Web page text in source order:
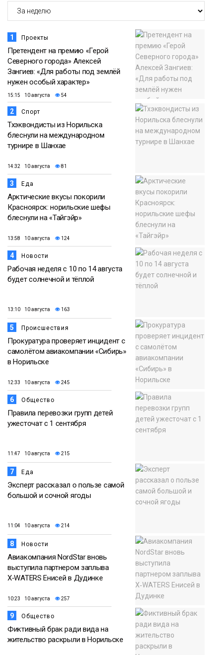
1 Проекты
Претендент на премию «Герой
Северного города» Алексей
Зангиев: «Для работы под землёй
нужен особый характер»
15:15 10 августа 54
2 Спорт
Тхэквондисты из Норильска
блеснули на международном
турнире в Шанхае
14:32 10 августа 81
3 Еда
Арктические вкусы покорили
Красноярск: норильские шефы
блеснули на «Тайгэйр»
13:58 10 августа 124
4 Новости
Рабочая неделя с 10 по 14 августа
будет солнечной и тёплой
13:10 10 августа 163
5 Происшествия
Прокуратура проверяет инцидент с
самолётом авиакомпании «Сибирь»
в Норильске
12:33 10 августа 245
6 Общество
Правила перевозки групп детей
ужесточат с 1 сентября
11:47 10 августа 215
7 Еда
Эксперт рассказал о пользе самой
большой и сочной ягоды
11:04 10 августа 214
8 Новости
Авиакомпания NordStar вновь
выступила партнером заплыва
X‑WATERS Енисей в Дудинке
10:23 10 августа 257
9 Общество
Фиктивный брак ради вида на
жительство раскрыли в Норильске